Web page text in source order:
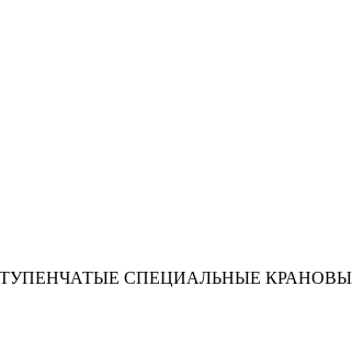
СПЕЦИАЛЬНЫЕ